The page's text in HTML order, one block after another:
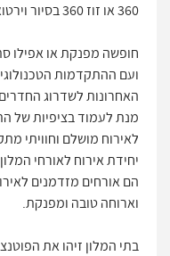
360 או זוז 360 בסיור וירטואלי
חופשה מפנקת או אפילו
ועם ההתקדמות
האחרונות לשדרוג
מנת לעמוד בציפיות של
לאירוח מושלם וחוויתי
יחידת אירוח לאורחי
הם אורחים מזדמנים
וארוחה טובה ומפנקת.
בתי המלון זיהו את